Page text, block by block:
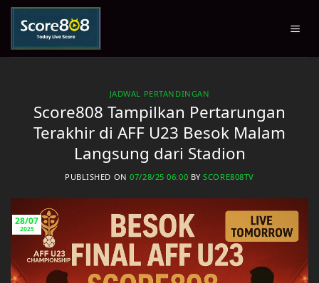
Skip
content
JADWAL PERTANDINGAN
Score808 Tampilkan Pertarungan
Terakhir di AFF U23 Besok Malam
Langsung dari Stadion
PUBLISHED ON07/28/25 06:00 BYSCORE808TV
28/07
2025